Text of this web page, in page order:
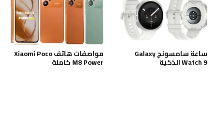
ساعة سامسونج Galaxy
Watch 9 الذكية
مواصفات هاتف Xiaomi Poco
M8 Power كاملة